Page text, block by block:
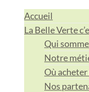
Accueil
La Belle Verte
Qui
Notre
Où
Nos